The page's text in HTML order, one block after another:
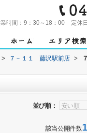
時間： 9：30～18：00 定休
> ７－１１ 藤沢駅前店 >
並び順：
該当公開件数